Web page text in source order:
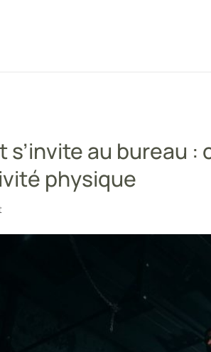
s’invite au bureau
physique